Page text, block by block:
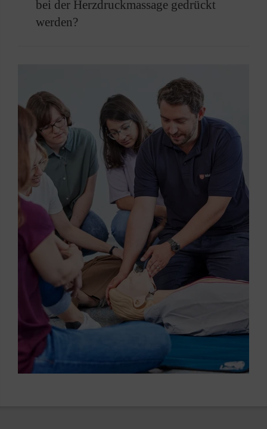
Atemspenden.
bei der Herzdruckmassage gedrückt
werden?